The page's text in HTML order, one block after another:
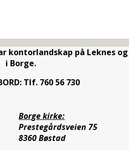
kontorlandskap på Leknes og
i Borge.
Tlf. 760 56 730
Borge kirke:
Prestegårdsveien 75
8360 Bøstad